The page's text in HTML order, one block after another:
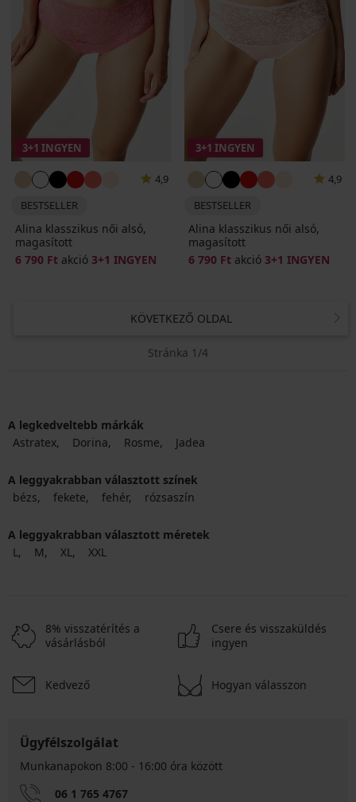
3+1 INGYEN
4,9
BESTSELLER
Alina klasszikus női alsó,
magasított
6 790 Ft akció 3+1 INGYEN
3+1 INGYEN
4,9
BESTSELLER
Alina klasszikus női alsó,
magasított
6 790 Ft akció 3+1 INGYEN
KÖVETKEZŐ OLDAL
Stránka 1/4
A legkedveltebb márkák
Astratex
Dorina Rosme Jadea
A leggyakrabban választott színek
bézs
fekete fehér rózsaszín
A leggyakrabban választott méretek
L
M XL XXL
8% visszatérítés a
vásárlásból
Csere és visszaküldés
ingyen
Kedvező Hogyan válasszon
Ügyfélszolgálat
Munkanapokon 8:00 - 16:00 óra között
06 1 765 4767